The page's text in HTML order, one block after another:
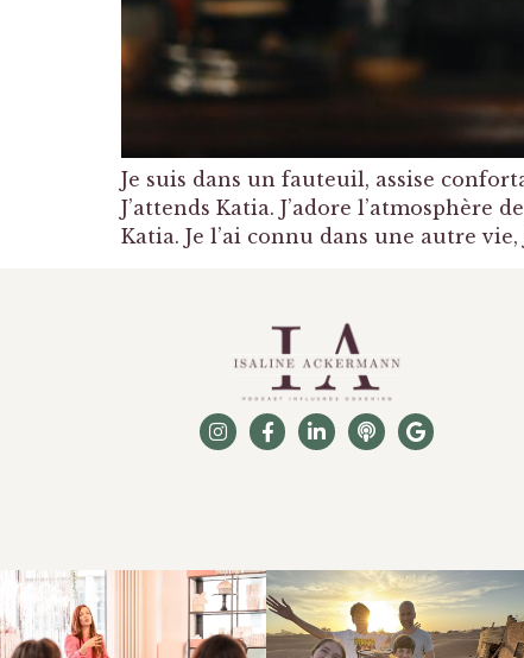
Je suis dans un fauteuil, assise
J’attends Katia. J’adore l’atmosphère
Katia. Je l’ai connu dans une autre